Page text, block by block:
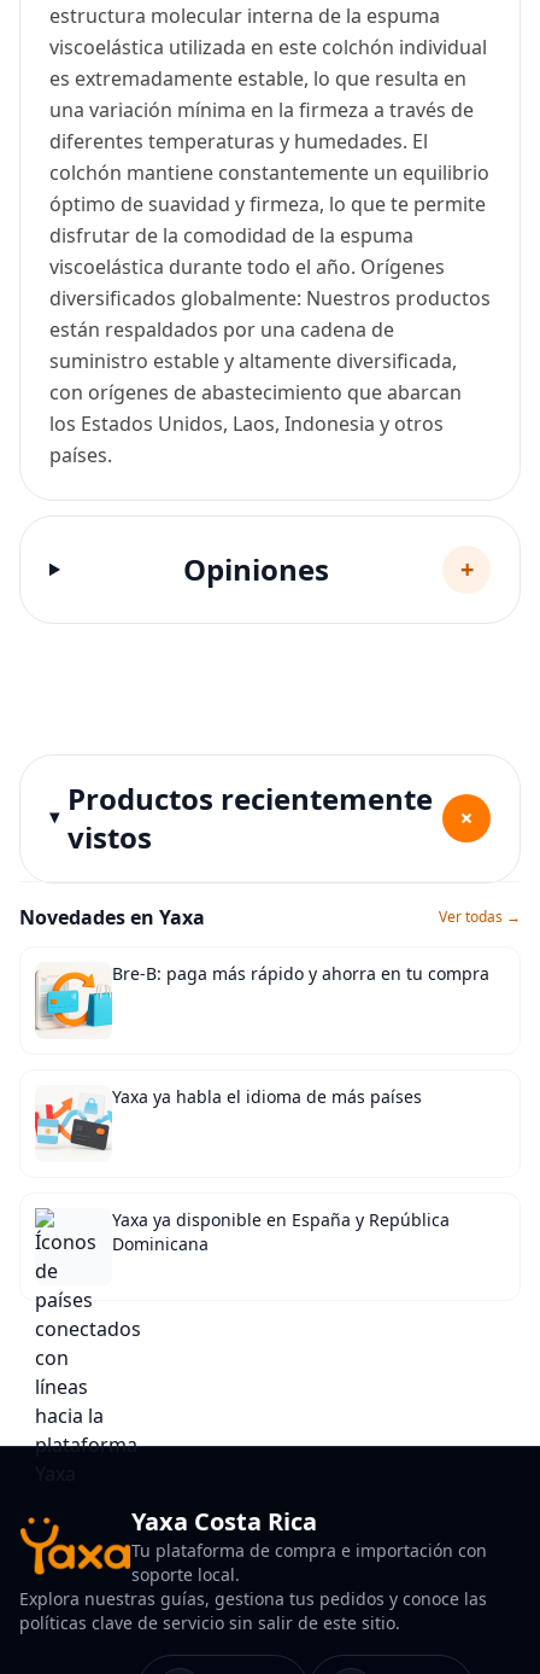
estructura molecular interna de la espuma
viscoelástica utilizada en este colchón individual
es extremadamente estable, lo que resulta en
una variación mínima en la firmeza a través de
diferentes temperaturas y humedades. El
colchón mantiene constantemente un equilibrio
óptimo de suavidad y firmeza, lo que te permite
disfrutar de la comodidad de la espuma
viscoelástica durante todo el año. Orígenes
diversificados globalmente: Nuestros productos
están respaldados por una cadena de
suministro estable y altamente diversificada,
con orígenes de abastecimiento que abarcan
los Estados Unidos, Laos, Indonesia y otros
países.
Opiniones +
Productos recientemente
vistos
+
Novedades en Yaxa Ver todas →
Bre-B: paga más rápido y ahorra en tu compra
Yaxa ya habla el idioma de más países
Yaxa ya disponible en España y República
Dominicana
Yaxa Costa Rica
Tu plataforma de compra e importación con
soporte local.
Explora nuestras guías, gestiona tus pedidos y conoce las
políticas clave de servicio sin salir de este sitio.